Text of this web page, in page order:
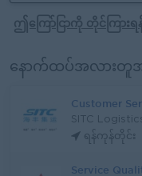
ဤကြော်ငြာကို တိုင်ကြားရ
နောက်ထပ်အလားတူအ
Customer
SITC
ရန်ကုန်တိုင်း
Service